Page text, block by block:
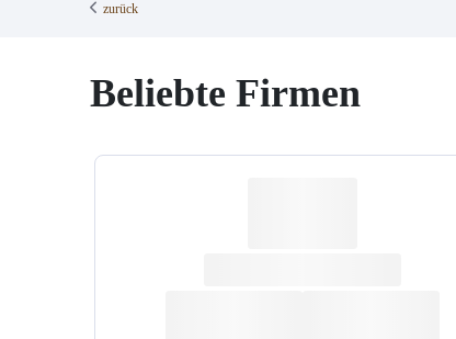
zurück
Beliebte Firmen